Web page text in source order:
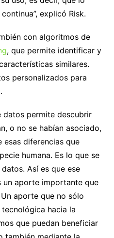
explicó Risk.
con algoritmos de
, que permite identificar y
similares.
personalizados para
datos permite descubrir
o no se habían asociado,
esas diferencias que
humana. Es lo que se
Así es que ese
un aporte importante que
aporte que no sólo
hacia la
que puedan beneficiar